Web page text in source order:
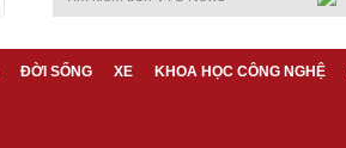
ĐỜI SỐNG XE KHOA HỌC CÔNG NGHỆ